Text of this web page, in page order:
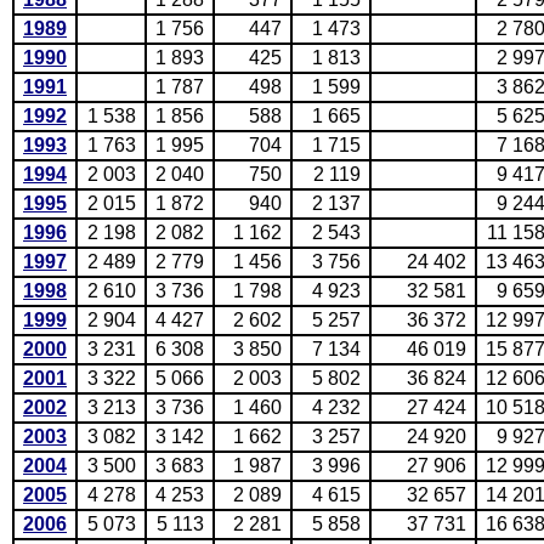
1989
1 756 447 1 473
2 780
1990
1 893 425 1 813
2 997
1991
1 787 498 1 599
3 862
1992
1 538 1 856 588 1 665
5 625
1993
1 763 1 995 704 1 715
7 168
1994
2 003 2 040 750 2 119
9 417
1995
2 015 1 872 940 2 137
9 244
1996
2 198 2 082 1 162 2 543
11 158
1997
2 489 2 779 1 456 3 756 24 402
13 463
1998
2 610 3 736 1 798 4 923 32 581
9 659
1999
2 904 4 427 2 602 5 257 36 372
12 997
2000
3 231 6 308 3 850 7 134 46 019
15 877
2001
3 322 5 066 2 003 5 802 36 824
12 606
2002
3 213 3 736 1 460 4 232 27 424
10 518
2003
3 082 3 142 1 662 3 257 24 920
9 927
2004
3 500 3 683 1 987 3 996 27 906
12 999
2005
4 278 4 253 2 089 4 615 32 657
14 201
2006
5 073 5 113 2 281 5 858 37 731
16 638